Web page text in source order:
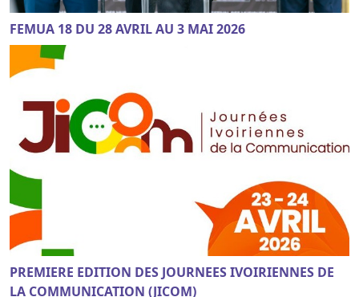
FEMUA 18 DU 28 AVRIL AU 3 MAI 2026
PREMIERE EDITION DES JOURNEES IVOIRIENNES DE
LA COMMUNICATION (JICOM)